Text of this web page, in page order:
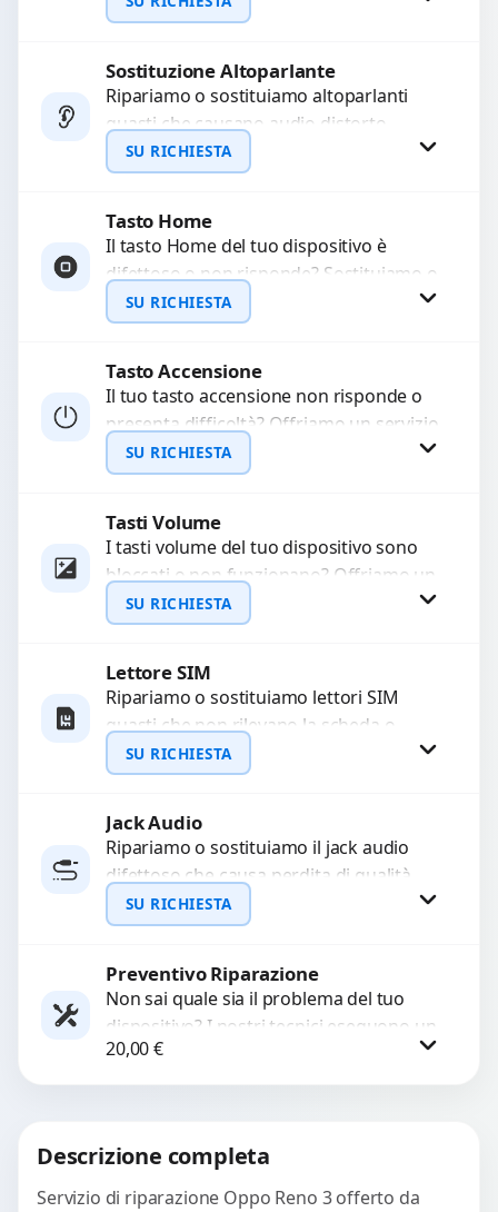
chiamate. Diagnosi accurata e ricambi
Richiedi Preventivo
WhatsApp
Sostituzione Altoparlante
Ripariamo o sostituiamo altoparlanti
guasti che causano audio distorto,
basso o assente. Utilizziamo ricambi di
alta qualità garantiti per 3...
SU RICHIESTA
Richiedi Preventivo
WhatsApp
Tasto Home
Il tasto Home del tuo dispositivo è
difettoso o non risponde? Sostituiamo o
ripariamo il modulo con componenti di
alta...
SU RICHIESTA
Richiedi Preventivo
WhatsApp
Tasto Accensione
Il tuo tasto accensione non risponde o
presenta difficoltà? Offriamo un servizio
professionale di riparazione o
sostituzione utilizzando componenti di...
SU RICHIESTA
Richiedi Preventivo
WhatsApp
Tasti Volume
I tasti volume del tuo dispositivo sono
bloccati o non funzionano? Offriamo un
servizio di riparazione o sostituzione
con ricambi...
SU RICHIESTA
Richiedi Preventivo
WhatsApp
Lettore SIM
Ripariamo o sostituiamo lettori SIM
guasti che non rilevano la scheda o
interrompono il segnale. Utilizziamo
ricambi testati e garantiti...
SU RICHIESTA
Richiedi Preventivo
WhatsApp
Jack Audio
Ripariamo o sostituiamo il jack audio
difettoso che causa perdita di qualità
sonora o impossibilità di collegare cuffie
e accessori....
SU RICHIESTA
Richiedi Preventivo
Preventivo Riparazione
Non sai quale sia il problema del tuo
dispositivo? I nostri tecnici eseguono un
check-up completo con strumenti
avanzati per...
20,00€
Descrizione completa
Servizio di riparazione Oppo Reno 3 offerto da